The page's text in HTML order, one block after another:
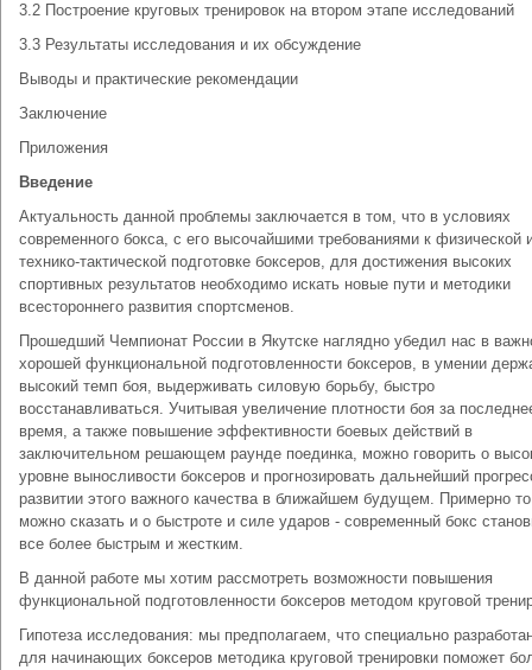
3.2 Построение круговых тренировок на втором этапе исследований
3.3 Результаты исследования и их обсуждение
Выводы и практические рекомендации
Заключение
Приложения
Введение
Актуальность данной проблемы заключается в том, что в условиях
современного бокса, с его высочайшими требованиями к физической
технико-тактической подготовке боксеров, для достижения высоких
спортивных результатов необходимо искать новые пути и методики
всестороннего развития спортсменов.
Прошедший Чемпионат России в Якутске наглядно убедил нас в
хорошей функциональной подготовленности боксеров, в умении
высокий темп боя, выдерживать силовую борьбу, быстро
восстанавливаться. Учитывая увеличение плотности боя за
время, а также повышение эффективности боевых действий в
заключительном решающем раунде поединка, можно говорить о
уровне выносливости боксеров и прогнозировать дальнейший
развитии этого важного качества в ближайшем будущем. Примерно
можно сказать и о быстроте и силе ударов - современный бокс
все более быстрым и жестким.
В данной работе мы хотим рассмотреть возможности повышения
функциональной подготовленности боксеров методом круговой
Гипотеза исследования: мы предполагаем, что специально
для начинающих боксеров методика круговой тренировки поможет